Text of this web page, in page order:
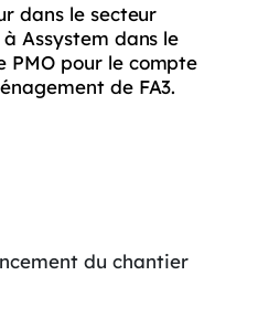
dans le secteur
Assystem dans le
PMO pour le compte
de FA3.
du chantier